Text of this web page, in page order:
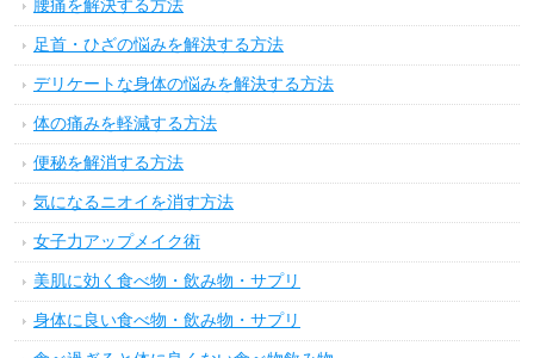
腰痛を解決する方法
足首・ひざの悩みを解決する方法
デリケートな身体の悩みを解決する方法
体の痛みを軽減する方法
便秘を解消する方法
気になるニオイを消す方法
女子力アップメイク術
美肌に効く食べ物・飲み物・サプリ
身体に良い食べ物・飲み物・サプリ